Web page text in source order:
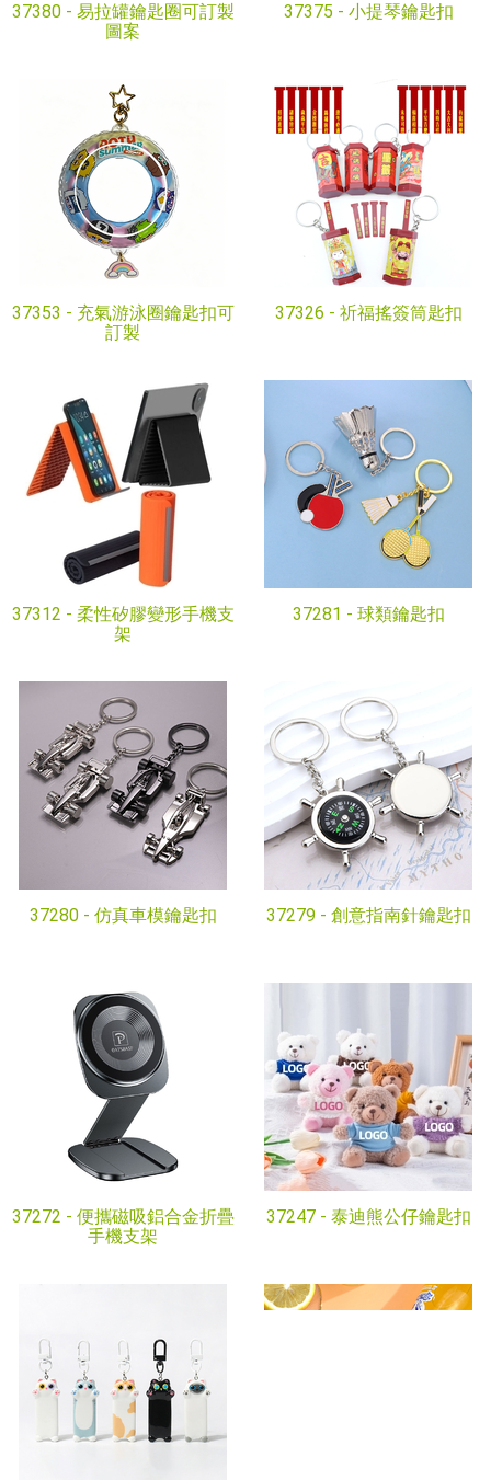
37380 - 易拉罐鑰匙圈可訂製
圖案
37375 - 小提琴鑰匙扣
37353 - 充氣游泳圈鑰匙扣可
訂製
37326 - 祈福搖簽筒匙扣
37312 - 柔性矽膠變形手機支
架
37281 - 球類鑰匙扣
37280 - 仿真車模鑰匙扣 37279 - 創意指南針鑰匙扣
37272 - 便攜磁吸鋁合金折疊
手機支架
37247 - 泰迪熊公仔鑰匙扣